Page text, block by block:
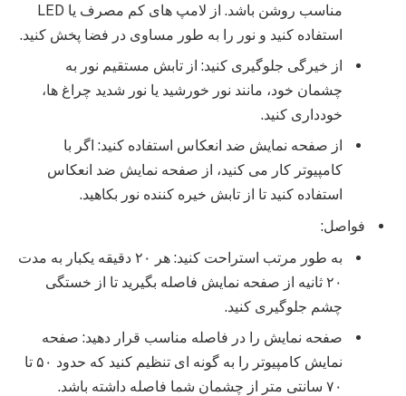
مناسب روشن باشد. از لامپ های کم مصرف یا LED
استفاده کنید و نور را به طور مساوی در فضا پخش کنید.
از خیرگی جلوگیری کنید: از تابش مستقیم نور به
چشمان خود، مانند نور خورشید یا نور شدید چراغ ها،
خودداری کنید.
از صفحه نمایش ضد انعکاس استفاده کنید: اگر با
کامپیوتر کار می کنید، از صفحه نمایش ضد انعکاس
استفاده کنید تا از تابش خیره کننده نور بکاهید.
فواصل:
به طور مرتب استراحت کنید: هر ۲۰ دقیقه یکبار به مدت
۲۰ ثانیه از صفحه نمایش فاصله بگیرید تا از خستگی
چشم جلوگیری کنید.
صفحه نمایش را در فاصله مناسب قرار دهید: صفحه
نمایش کامپیوتر را به گونه ای تنظیم کنید که حدود ۵۰ تا
۷۰ سانتی متر از چشمان شما فاصله داشته باشد.